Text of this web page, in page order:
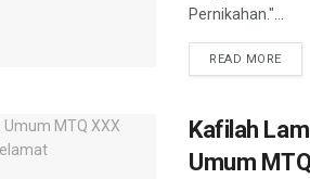
Pernikahan."...
READ MORE
Kafilah
Umum